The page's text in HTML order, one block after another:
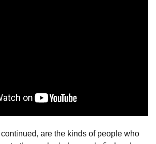
are the kinds of people who